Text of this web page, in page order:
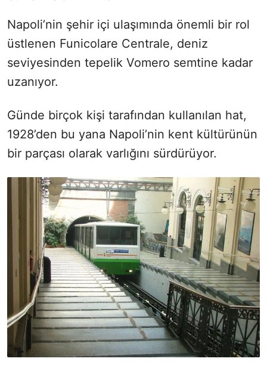
Napoli’nin şehir içi ulaşımında önemli bir rol
üstlenen Funicolare Centrale, deniz
seviyesinden tepelik Vomero semtine kadar
uzanıyor.
Günde birçok kişi tarafından kullanılan hat,
1928’den bu yana Napoli’nin kent kültürünün
bir parçası olarak varlığını sürdürüyor.